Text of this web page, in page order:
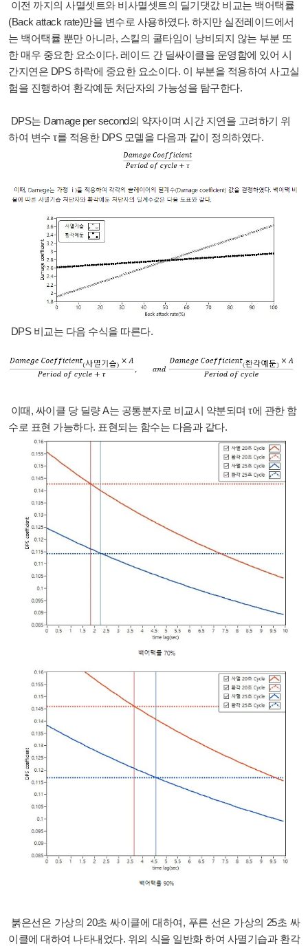
이전 까지의 사멸셋트와 비사멸셋트의 딜기댓값 비교는 백어택률
(Back attack rate)만을 변수로 사용하였다. 하지만 실전레이드에서
는 백어택률 뿐만 아니라, 스킬의 쿨타임이 낭비되지 않는 부분 또
한 매우 중요한 요소이다. 레이드 간 딜싸이클을 운영함에 있어 시
간지연은 DPS 하락에 중요한 요소이다. 이 부분을 적용하여 사고실
험을 진행하여 환각예둔 처단자의 가능성을 탐구한다.
DPS는 Damage per second의 약자이며 시간 지연을 고려하기 위
하여 변수 τ를 적용한 DPS 모델을 다음과 같이 정의하였다.
DPS 비교는 다음 수식을 따른다.
이때, 싸이클 당 딜량 A는 공통분자로 비교시 약분되며 τ에 관한 함
수로 표현 가능하다. 표현되는 함수는 다음과 같다.
붉은선은 가상의 20초 싸이클에 대하여, 푸른 선은 가상의 25초 싸
이클에 대하여 나타내었다. 위의 식을 일반화 하여 사멸기습과 환각